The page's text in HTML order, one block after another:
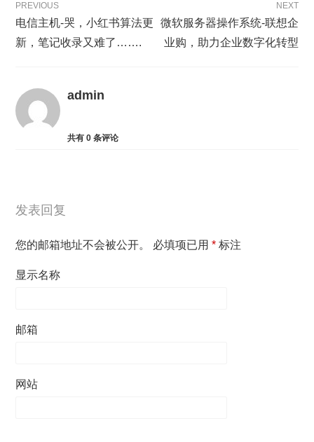
PREVIOUS
电信主机-哭，小红书算法更
新，笔记收录又难了…….
NEXT
微软服务器操作系统-联想企
业购，助力企业数字化转型
admin
共有0 条评论
发表回复
您的邮箱地址不会被公开。 必填项已用* 标注
显示名称
邮箱
网站